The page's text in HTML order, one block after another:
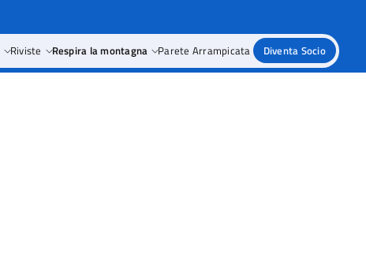
Riviste Respira la montagna Parete Arrampicata Diventa Socio